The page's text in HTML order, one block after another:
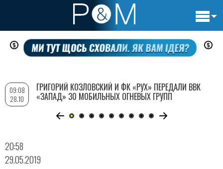
Перейти
содержанию
20:58
29.05.2019
09:08
28.10
ГРИГОРИЙ КОЗЛОВСКИЙ И ФК «РУХ» ПЕРЕДАЛИ ВВК
«ЗАПАД» 30 МОБИЛЬНЫХ ОГНЕВЫХ ГРУПП